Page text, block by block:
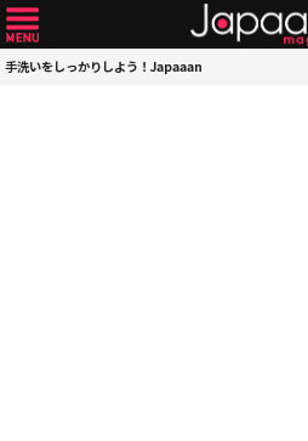
手洗いをしっかりしよう！Japaaan